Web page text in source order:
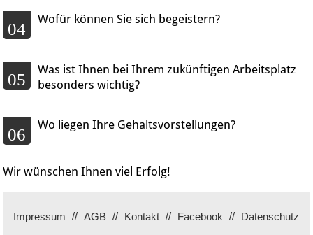
04
Wofür können Sie sich begeistern?
05
Was ist Ihnen bei Ihrem zukünftigen Arbeitsplatz
besonders wichtig?
06
Wo liegen Ihre Gehaltsvorstellungen?
Wir wünschen Ihnen viel Erfolg!
Impressum AGB Kontakt Facebook Datenschutz